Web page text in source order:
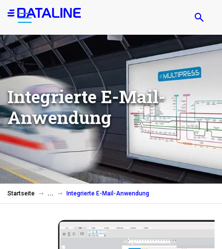
Direkt
zum
Integrierte E-Mail-
Anwendung
Startseite Integrierte E-Mail-Anwendung